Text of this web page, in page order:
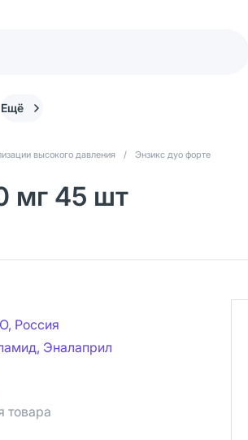
Ещё
высокого давления / Энзикс дуо форте
мг 45 шт
Россия
Эналаприл
товара